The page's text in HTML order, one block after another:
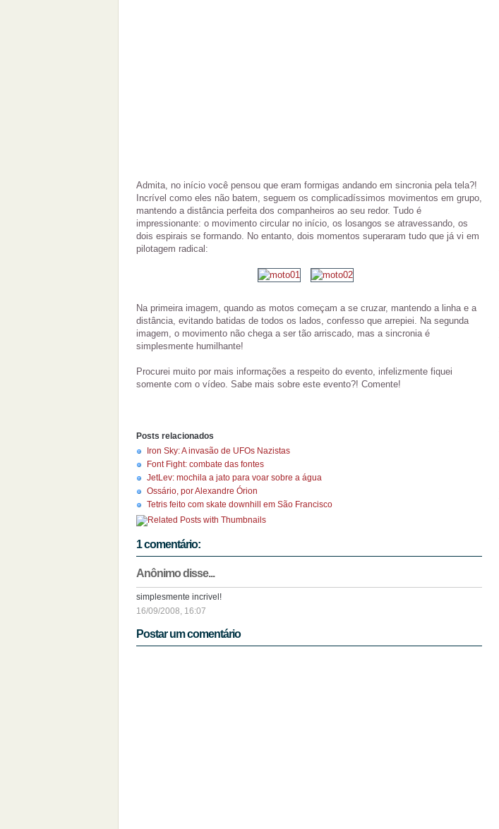
Admita, no início você pensou que eram formigas andando em sincronia pela tela?!
Incrível como eles não batem, seguem os complicadíssimos movimentos em grupo,
mantendo a distância perfeita dos companheiros ao seu redor. Tudo é
impressionante: o movimento circular no início, os losangos se atravessando, os
dois espirais se formando. No entanto, dois momentos superaram tudo que já vi em
pilotagem radical:
Na primeira imagem, quando as motos começam a se cruzar, mantendo a linha e a
distância, evitando batidas de todos os lados, confesso que arrepiei. Na segunda
imagem, o movimento não chega a ser tão arriscado, mas a sincronia é
simplesmente humilhante!
Procurei muito por mais informações a respeito do evento, infelizmente fiquei
somente com o vídeo. Sabe mais sobre este evento?! Comente!
Posts relacionados
Iron Sky: A invasão de UFOs Nazistas
Font Fight: combate das fontes
JetLev: mochila a jato para voar sobre a água
Ossário, por Alexandre Órion
Tetris feito com skate downhill em São Francisco
1 comentário:
Anônimo disse...
simplesmente incrivel!
16/09/2008, 16:07
Postar um comentário